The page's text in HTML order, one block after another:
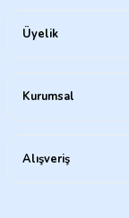
Üyelik
Kurumsal
Alışveriş